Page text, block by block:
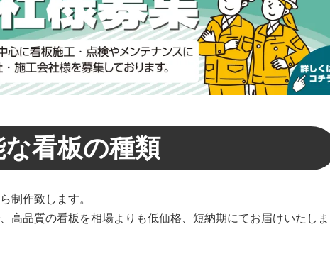
看板の種類
制作致します。
高品質の看板を相場よりも低価格、短納期にてお届けいたしま